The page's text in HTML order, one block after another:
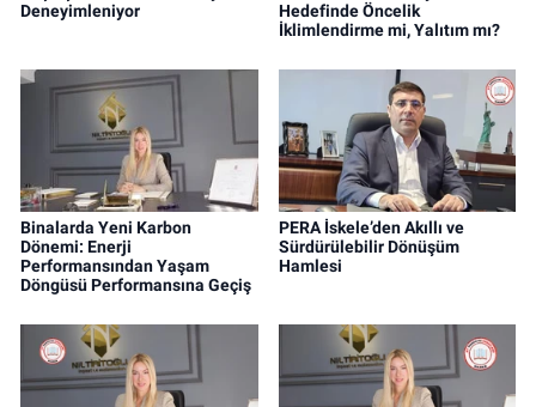
Deneyimleniyor
Hedefinde Öncelik
İklimlendirme mi, Yalıtım mı?
Binalarda Yeni Karbon
Dönemi: Enerji
Performansından Yaşam
Döngüsü Performansına Geçiş
PERA İskele’den Akıllı ve
Sürdürülebilir Dönüşüm
Hamlesi